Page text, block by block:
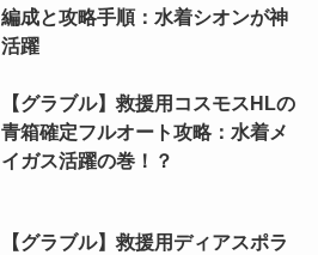
編成と攻略手順：水着シオンが神
活躍
【グラブル】救援用コスモスHLの
青箱確定フルオート攻略：水着メ
イガス活躍の巻！？
【グラブル】救援用ディアスポラ